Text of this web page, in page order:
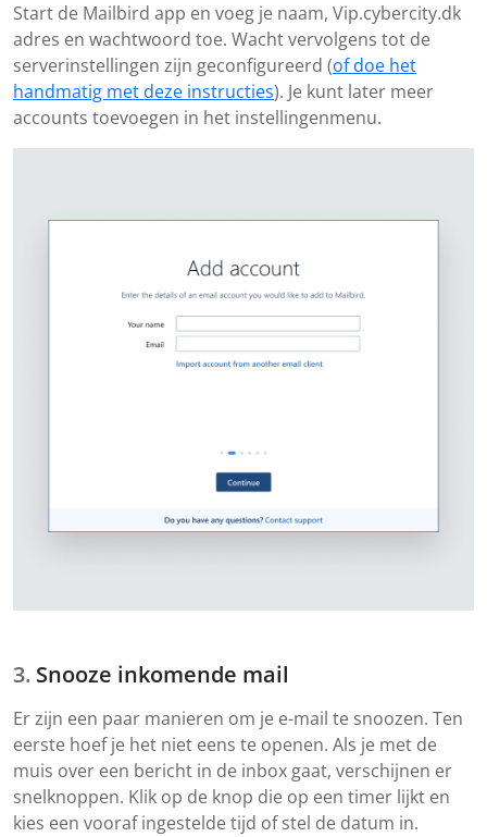
Start de Mailbird app en voeg je naam, Vip.cybercity.dk
adres en wachtwoord toe. Wacht vervolgens tot de
serverinstellingen zijn geconfigureerd (of doe het
handmatig met deze instructies). Je kunt later meer
accounts toevoegen in het instellingenmenu.
Snooze inkomende mail
Er zijn een paar manieren om je e-mail te snoozen. Ten
eerste hoef je het niet eens te openen. Als je met de
muis over een bericht in de inbox gaat, verschijnen er
snelknoppen. Klik op de knop die op een timer lijkt en
kies een vooraf ingestelde tijd of stel de datum in.